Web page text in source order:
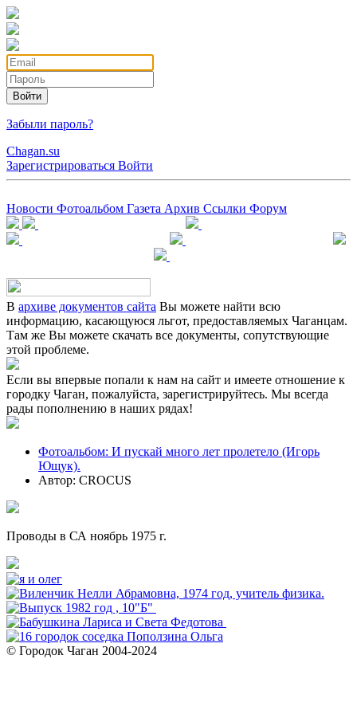
Войти
Забыли пароль?
Chagan.su
Зарегистрироваться Войти
Новости Фотоальбом Газета Архив Ссылки Форум
В архиве документов сайта Вы можете найти всю
информацию, касающуюся льгот, предоставляемых Чаганцам.
Там же Вы можете скачать все документы, сопутствующие
этой проблеме.
Если вы впервые попали к нам на сайт и имеете отношение к
городку Чаган, пожалуйста, зарегистрируйтесь. Мы всегда
рады пополнению в наших рядах!
Фотоальбом: И пускай много лет пролетело (Игорь
Ющук).
Автор: CROCUS
Проводы в СА ноябрь 1975 г.
© Городок Чаган 2004-2024